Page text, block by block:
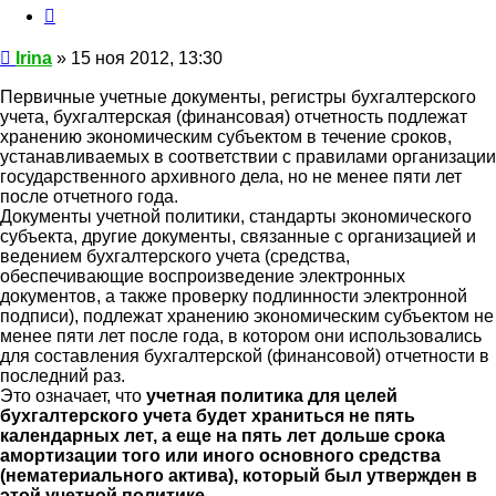
Сообщение
Irina » 15 ноя 2012, 13:30
Первичные учетные документы, регистры бухгалтерского
учета, бухгалтерская (финансовая) отчетность подлежат
хранению экономическим субъектом в течение сроков,
устанавливаемых в соответствии с правилами организации
государственного архивного дела, но не менее пяти лет
после отчетного года.
Документы учетной политики, стандарты экономического
субъекта, другие документы, связанные с организацией и
ведением бухгалтерского учета (средства,
обеспечивающие воспроизведение электронных
документов, а также проверку подлинности электронной
подписи), подлежат хранению экономическим субъектом не
менее пяти лет после года, в котором они использовались
для составления бухгалтерской (финансовой) отчетности в
последний раз.
Это означает, что учетная политика для целей
бухгалтерского учета будет храниться не пять
календарных лет, а еще на пять лет дольше срока
амортизации того или иного основного средства
(нематериального актива), который был утвержден в